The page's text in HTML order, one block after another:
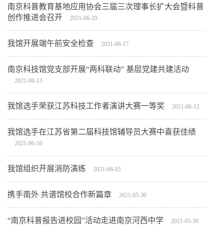
南京科普教育基地应用协会三届三次理事长扩大会暨科普
创作推进会召开
2021-06-20
我馆开展端午前安全检查 2021-06-17
南京科技馆党支部开展“两科联动” 基层党建共建活动
2021-06-13
我馆选手荣获江苏科技工作者演讲大赛一等奖 2021-06-12
我馆选手在江苏省第二届科技馆辅导员大赛中喜获佳绩
2021-06-10
我馆组织开展消防演练 2021-06-05
携手南外 共谱馆校合作新篇章 2021-05-30
“南京科普报告进校园”活动走进南京河西中学 2021-05-30